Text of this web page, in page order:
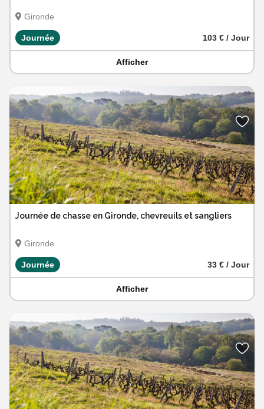
Gironde
Journée 103 € / Jour
Afficher
Journée de chasse en Gironde, chevreuils et sangliers
Gironde
Journée 33 € / Jour
Afficher